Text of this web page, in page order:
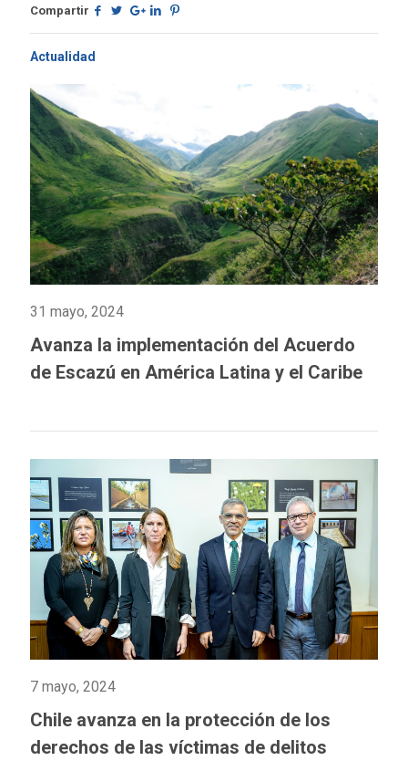
Compartir
Actualidad
31 mayo, 2024
Avanza la implementación del Acuerdo
de Escazú en América Latina y el Caribe
7 mayo, 2024
Chile avanza en la protección de los
derechos de las víctimas de delitos